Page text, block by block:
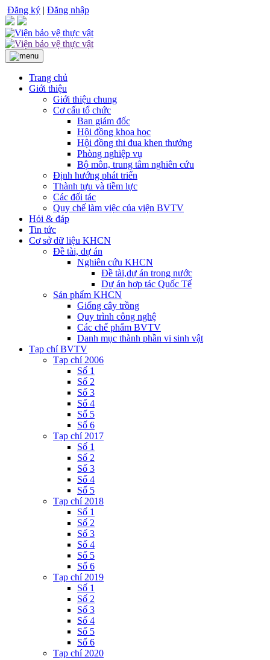
Đăng ký | Đăng nhập
Trang chủ
Giới thiệu
Giới thiệu chung
Cơ cấu tổ chức
Ban giám đốc
Hội đồng khoa học
Hội đồng thi đua khen thưởng
Phòng nghiệp vụ
Bộ môn, trung tâm nghiên cứu
Định hướng phát triển
Thành tựu và tiềm lực
Các đối tác
Quy chế làm việc của viện BVTV
Hỏi & đáp
Tin tức
Cơ sở dữ liệu KHCN
Đề tài, dự án
Nghiên cứu KHCN
Đề tài,dự án trong nước
Dự án hợp tác Quốc Tế
Sản phẩm KHCN
Giống cây trồng
Quy trình công nghệ
Các chế phẩm BVTV
Danh mục thành phần vi sinh vật
Tạp chí BVTV
Tạp chí 2006
Số 1
Số 2
Số 3
Số 4
Số 5
Số 6
Tạp chí 2017
Số 1
Số 2
Số 3
Số 4
Số 5
Tạp chí 2018
Số 1
Số 2
Số 3
Số 4
Số 5
Số 6
Tạp chí 2019
Số 1
Số 2
Số 3
Số 4
Số 5
Số 6
Tạp chí 2020